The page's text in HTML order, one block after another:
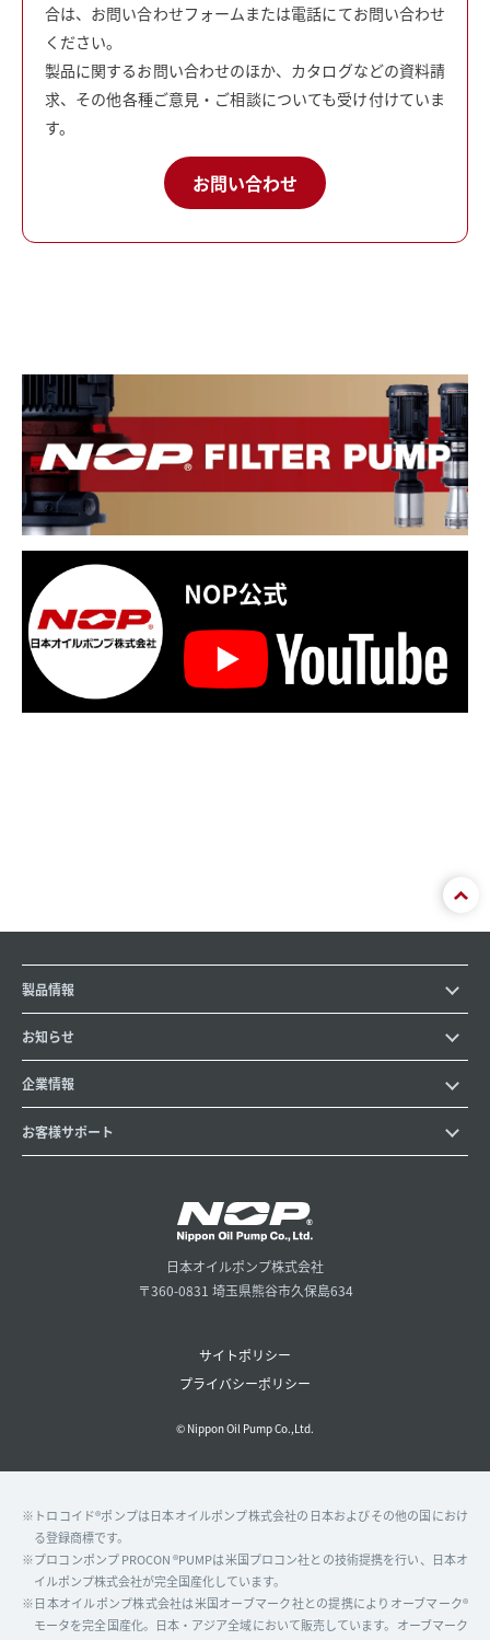
合は、お問い合わせフォームまたは電話にてお問い合わせ
ください。
製品に関するお問い合わせのほか、カタログなどの資料請
求、その他各種ご意見・ご相談についても受け付けていま
す。
お問い合わせ
製品情報
お知らせ
企業情報
お客様サポート
日本オイルポンプ株式会社
〒360-0831 埼玉県熊谷市久保島634
サイトポリシー
プライバシーポリシー
© Nippon Oil Pump Co.,Ltd.
※トロコイド®ポンプは日本オイルポンプ株式会社の日本およびその他の国におけ
る登録商標です。
※プロコンポンプ PROCON ®PUMPは米国プロコン社との技術提携を行い、日本オ
イルポンプ株式会社が完全国産化しています。
※日本オイルポンプ株式会社は米国オーブマーク社との提携によりオーブマーク®
モータを完全国産化。日本・アジア全域において販売しています。オーブマーク